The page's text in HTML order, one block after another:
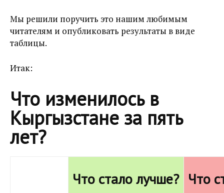
Мы решили поручить это нашим любимым
читателям и опубликовать результаты в виде
таблицы.
Итак:
Что изменилось в
Кыргызстане за пять
лет?
Что стало лучше? Что